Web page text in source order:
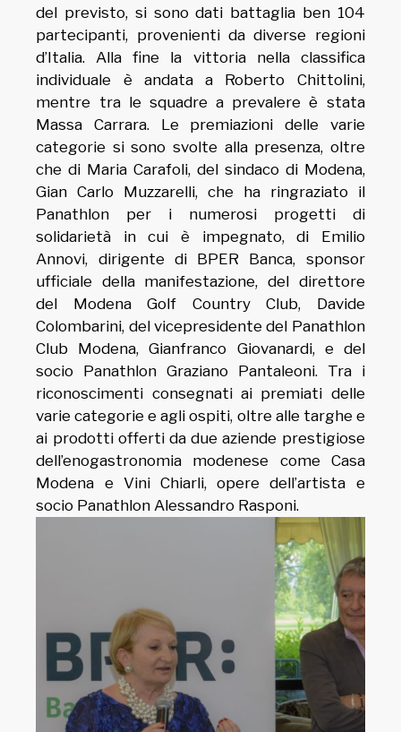
del previsto, si sono dati battaglia ben 104
partecipanti, provenienti da diverse regioni
d’Italia. Alla fine la vittoria nella classifica
individuale è andata a Roberto Chittolini,
mentre tra le squadre a prevalere è stata
Massa Carrara.
Le premiazioni delle varie
categorie si sono svolte alla presenza, oltre
che di Maria Carafoli, del sindaco di Modena,
Gian Carlo Muzzarelli, che ha ringraziato il
Panathlon per i numerosi progetti di
solidarietà in cui è impegnato, di Emilio
Annovi, dirigente di BPER Banca, sponsor
ufficiale della manifestazione, del direttore
del Modena Golf Country Club, Davide
Colombarini, del vicepresidente del Panathlon
Club Modena, Gianfranco Giovanardi, e del
socio Panathlon Graziano Pantaleoni. Tra i
riconoscimenti consegnati ai premiati delle
varie categorie e agli ospiti, oltre alle targhe e
ai prodotti offerti da due aziende prestigiose
dell’enogastronomia modenese come Casa
Modena e Vini Chiarli, opere dell’artista e
socio Panathlon Alessandro Rasponi.